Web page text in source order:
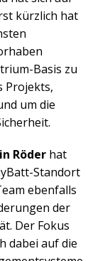
kürzlich hat
Basis zu
Projekts,
um die
Röder hat
Standort
ebenfalls
der
Der Fokus
dabei auf die